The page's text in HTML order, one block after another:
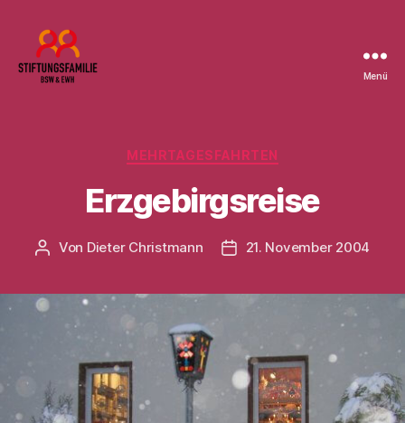
Menü
Kategorien
MEHRTAGESFAHRTEN
Erzgebirgsreise
Beitragsautor
Von Dieter Christmann Beitragsdatum
21. November 2004